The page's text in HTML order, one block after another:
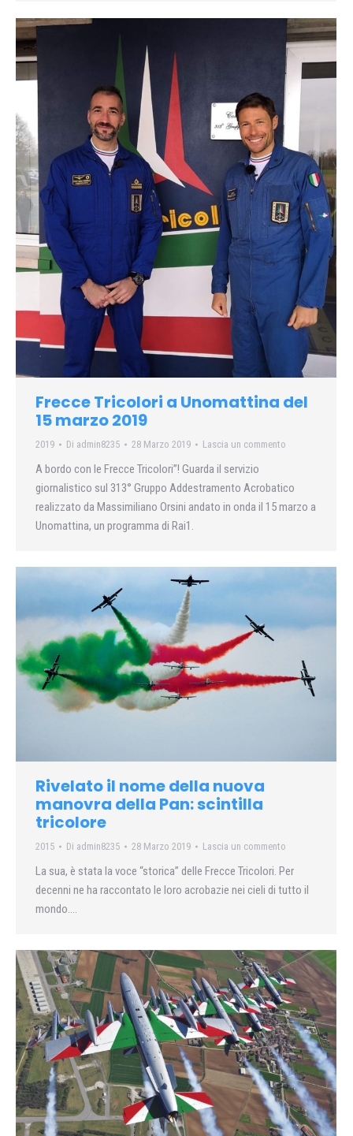
Frecce Tricolori a Unomattina del
15 marzo 2019
2019 Di admin8235 28 Marzo 2019 Lascia un commento
A bordo con le Frecce Tricolori”! Guarda il servizio
giornalistico sul 313° Gruppo Addestramento Acrobatico
realizzato da Massimiliano Orsini andato in onda il 15 marzo a
Unomattina, un programma di Rai1.
Rivelato il nome della nuova
manovra della Pan: scintilla
tricolore
2015 Di admin8235 28 Marzo 2019 Lascia un commento
La sua, è stata la voce “storica” delle Frecce Tricolori. Per
decenni ne ha raccontato le loro acrobazie nei cieli di tutto il
mondo….